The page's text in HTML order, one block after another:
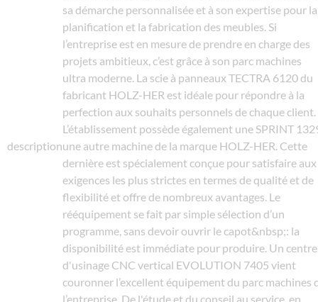
description
sa démarche personnalisée et à son expertise pour la
planification et la fabrication des meubles. Si
l’entreprise est en mesure de prendre en charge des
projets ambitieux, c’est grâce à son parc machines
ultra moderne. La scie à panneaux TECTRA 6120 du
fabricant HOLZ-HER est idéale pour répondre à la
perfection aux souhaits personnels de chaque client.
L’établissement possède également une SPRINT
une autre machine de la marque HOLZ-HER. Cette
dernière est spécialement conçue pour satisfaire aux
exigences les plus strictes en termes de qualité et de
flexibilité et offre de nombreux avantages. Le
rééquipement se fait par simple sélection d’un
programme, sans devoir ouvrir le capot&nbsp;: la
disponibilité est immédiate pour produire. Un centre
d'usinage CNC vertical EVOLUTION 7405 vient
couronner l’excellent équipement du parc machines
l’entreprise. De l'étude et du conseil au service, en